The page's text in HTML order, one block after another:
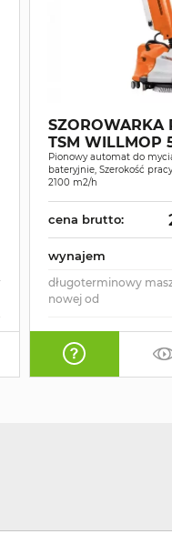
SZOROWARKA
TSM WILLMOP
Pionowy automat do
bateryjnie, Szerokość
2100 m2/h
cena brutto:
wynajem
długoterminowy
nowej od